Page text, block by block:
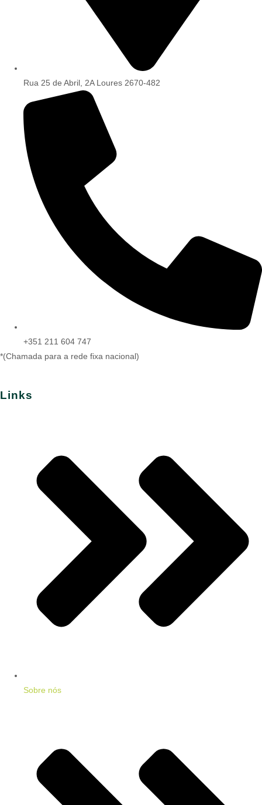
Rua 25 de Abril, 2A Loures 2670-482
+351 211 604 747
*(Chamada para a rede fixa nacional)
Links
Sobre nós